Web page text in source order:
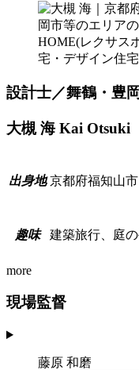
設計士／舞鶴・豊
大槻 海 Kai Otsuki
出身地 京都府福知山市
趣味 建築旅行、庭
more
現場監督
藤原 和磨